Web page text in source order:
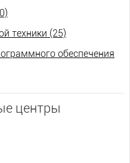
техники (25)
обеспечения
центры